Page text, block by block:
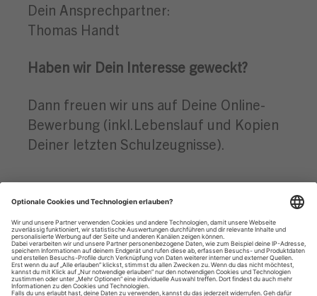
Dein Ansprechpartner:
Thomas Handt
Haben wir Dein Interesse geweckt?
Dann freuen wir uns auf Deine Online-
Bewerbung (inkl.Lebenslauf und Kopien
Deiner letzten Schulzeugnisse).
Datenschutzhinweise
Impressum